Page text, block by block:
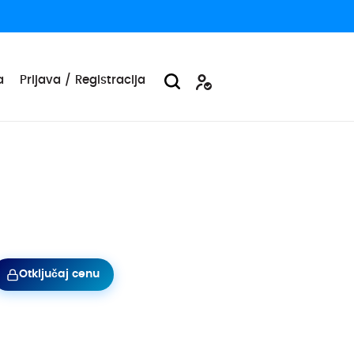
Prijava / Registracija
Otključaj cenu